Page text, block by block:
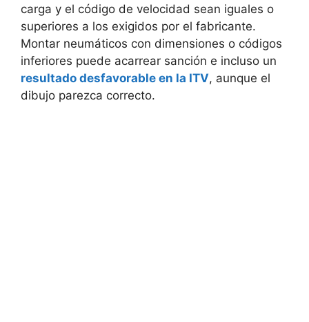
carga y el código de velocidad sean iguales o
superiores a los exigidos por el fabricante.
Montar neumáticos con dimensiones o códigos
inferiores puede acarrear sanción e incluso un
resultado desfavorable en la ITV, aunque el
dibujo parezca correcto.